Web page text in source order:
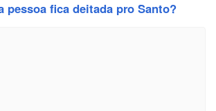
pessoa fica deitada pro Santo?